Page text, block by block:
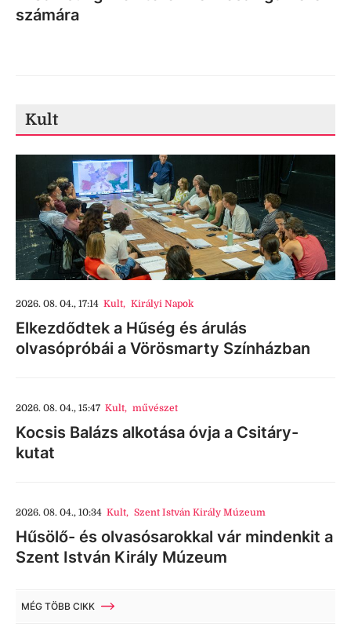
számára
Kult
2026. 08. 04., 17:14 Kult, Királyi Napok
Elkezdődtek a Hűség és árulás
olvasópróbái a Vörösmarty Színházban
2026. 08. 04., 15:47 Kult, művészet
Kocsis Balázs alkotása óvja a Csitáry-
kutat
2026. 08. 04., 10:34 Kult, Szent István Király Múzeum
Hűsölő- és olvasósarokkal vár mindenkit a
Szent István Király Múzeum
MÉG TÖBB CIKK